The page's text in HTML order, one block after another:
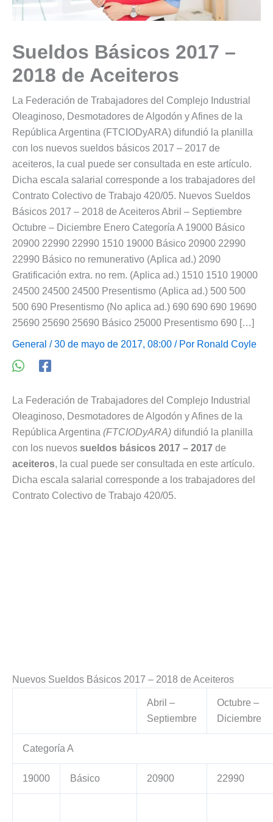
Sueldos Básicos 2017 –
2018 de Aceiteros
La Federación de Trabajadores del Complejo Industrial
Oleaginoso, Desmotadores de Algodón y Afines de la
República Argentina (FTCIODyARA) difundió la planilla
con los nuevos sueldos básicos 2017 – 2017 de
aceiteros, la cual puede ser consultada en este artículo.
Dicha escala salarial corresponde a los trabajadores del
Contrato Colectivo de Trabajo 420/05. Nuevos Sueldos
Básicos 2017 – 2018 de Aceiteros Abril – Septiembre
Octubre – Diciembre Enero Categoría A 19000 Básico
20900 22990 22990 1510 19000 Básico 20900 22990
22990 Básico no remunerativo (Aplica ad.) 2090
Gratificación extra. no rem. (Aplica ad.) 1510 1510 19000
24500 24500 24500 Presentismo (Aplica ad.) 500 500
500 690 Presentismo (No aplica ad.) 690 690 690 19690
25690 25690 25690 Básico 25000 Presentismo 690 […]
General / 30 de mayo de 2017, 08:00 / Por Ronald Coyle
La Federación de Trabajadores del Complejo Industrial
Oleaginoso, Desmotadores de Algodón y Afines de la
República Argentina (FTCIODyARA) difundió la planilla
con los nuevos sueldos básicos 2017 – 2017 de
aceiteros, la cual puede ser consultada en este artículo.
Dicha escala salarial corresponde a los trabajadores del
Contrato Colectivo de Trabajo 420/05.
Nuevos Sueldos Básicos 2017 – 2018 de Aceiteros
Abril –
Septiembre
Octubre –
Diciembre
Categoría A
19000 Básico 20900 22990